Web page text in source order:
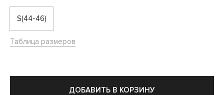
S(44-46)
Таблица размеров
ДОБАВИТЬ В КОРЗИНУ